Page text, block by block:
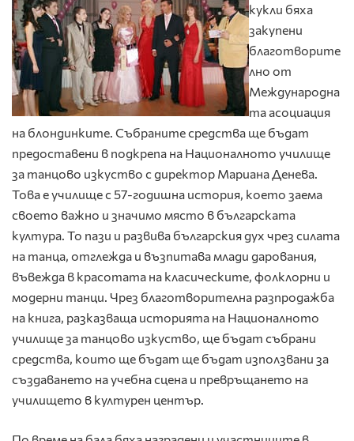
кукли бяха
закупени
благотворите
лно от
Международна
та асоциация
на блондинките. Събраните средства ще бъдат
предоставени в подкрепа на Националното училище
за танцово изкуство с директор Мариана Денева.
Това е училище с 57-годишна история, което заема
своето важно и значимо място в българската
култура. То пази и развива българския дух чрез силата
на танца, отглежда и възпитава млади дарования,
въвежда в красотата на класическите, фолклорни и
модерни танци. Чрез благотворителна разпродажба
на книга, разказваща историята на Националното
училище за танцово изкуство, ще бъдат събрани
средства, които ще бъдат ще бъдат използвани за
създаването на учебна сцена и превръщането на
училището в културен център.